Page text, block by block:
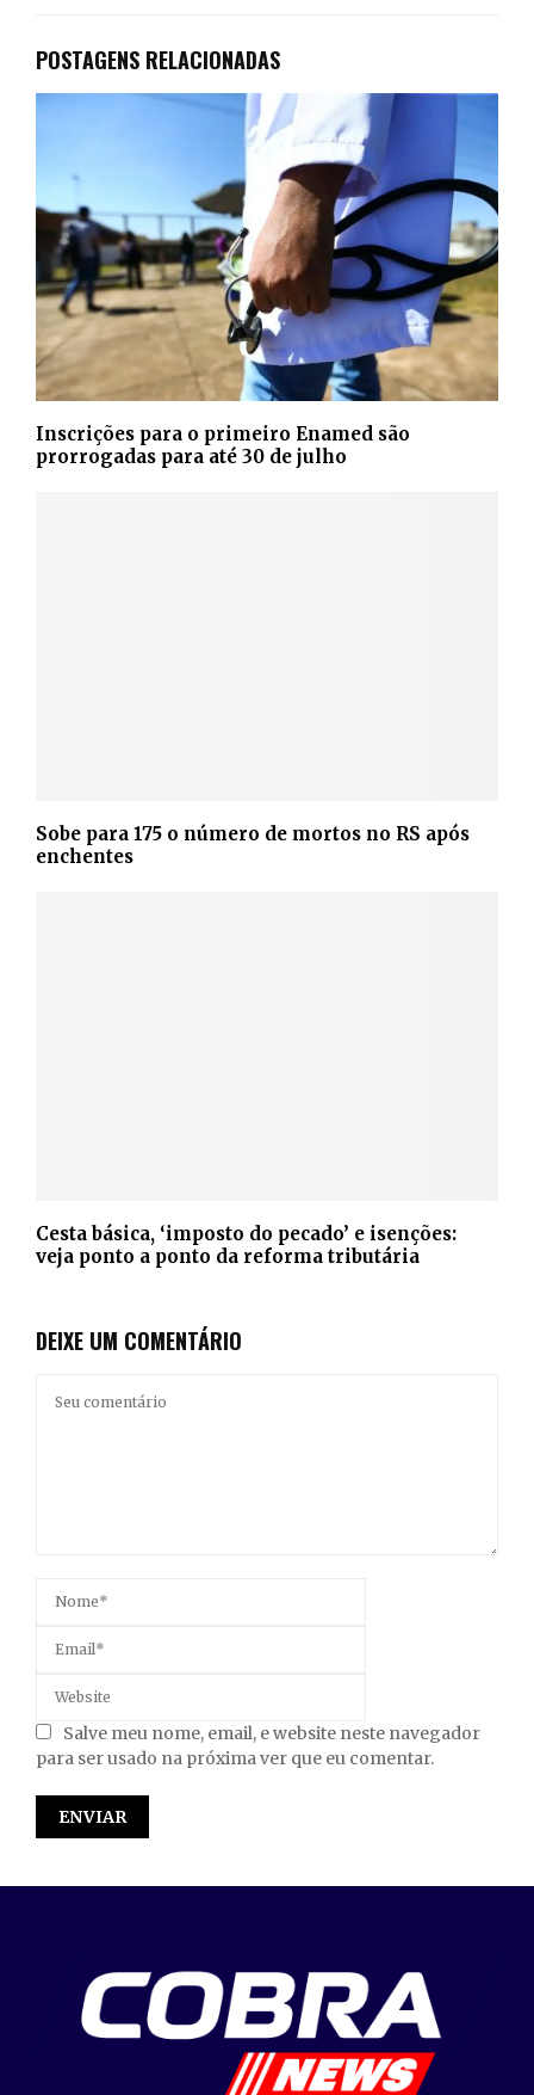
POSTAGENS RELACIONADAS
Inscrições para o primeiro Enamed são
prorrogadas para até 30 de julho
Sobe para 175 o número de mortos no RS após
enchentes
Cesta básica, ‘imposto do pecado’ e isenções:
veja ponto a ponto da reforma tributária
DEIXE UM COMENTÁRIO
Salve meu nome, email, e website neste navegador
para ser usado na próxima ver que eu comentar.